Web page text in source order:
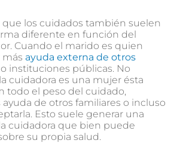
que los cuidados también suelen
diferente en función del
Cuando el marido es quien
ayuda externa de otros
instituciones públicas. No
cuidadora es una mujer ésta
todo el peso del cuidado,
de otros familiares o incluso
Esto suele generar una
cuidadora que bien puede
su propia salud.